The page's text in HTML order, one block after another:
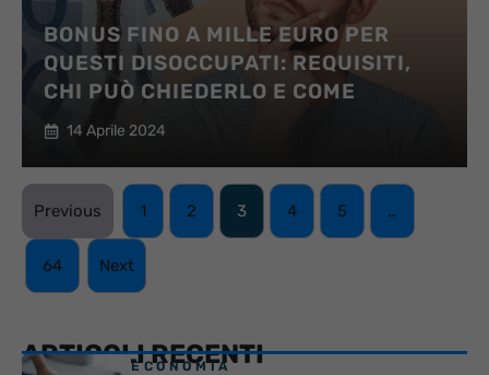
BONUS FINO A MILLE EURO PER
QUESTI DISOCCUPATI: REQUISITI,
CHI PUÒ CHIEDERLO E COME
14 Aprile 2024
Previous 1 2 3 4 5 …
64 Next
ARTICOLI RECENTI
ECONOMIA